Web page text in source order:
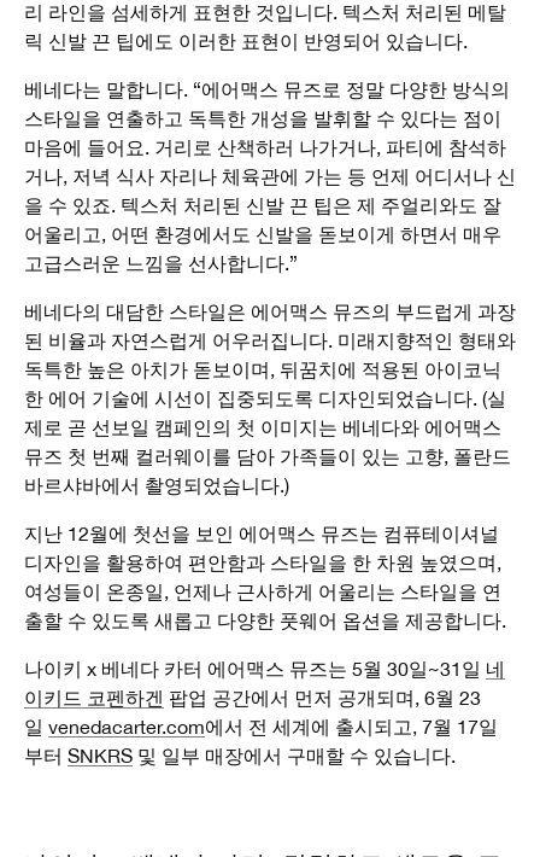
리 라인을 섬세하게 표현한 것입니다. 텍스처 처리된 메탈
릭 신발 끈 팁에도 이러한 표현이 반영되어 있습니다.
베네다는 말합니다. “에어맥스 뮤즈로 정말 다양한 방식의
스타일을 연출하고 독특한 개성을 발휘할 수 있다는 점이
마음에 들어요. 거리로 산책하러 나가거나, 파티에 참석하
거나, 저녁 식사 자리나 체육관에 가는 등 언제 어디서나 신
을 수 있죠. 텍스처 처리된 신발 끈 팁은 제 주얼리와도 잘
어울리고, 어떤 환경에서도 신발을 돋보이게 하면서 매우
고급스러운 느낌을 선사합니다.”
베네다의 대담한 스타일은 에어맥스 뮤즈의 부드럽게 과장
된 비율과 자연스럽게 어우러집니다. 미래지향적인 형태와
독특한 높은 아치가 돋보이며, 뒤꿈치에 적용된 아이코닉
한 에어 기술에 시선이 집중되도록 디자인되었습니다. (실
제로 곧 선보일 캠페인의 첫 이미지는 베네다와 에어맥스
뮤즈 첫 번째 컬러웨이를 담아 가족들이 있는 고향, 폴란드
바르샤바에서 촬영되었습니다.)
지난 12월에 첫선을 보인 에어맥스 뮤즈는 컴퓨테이셔널
디자인을 활용하여 편안함과 스타일을 한 차원 높였으며,
여성들이 온종일, 언제나 근사하게 어울리는 스타일을 연
출할 수 있도록 새롭고 다양한 풋웨어 옵션을 제공합니다.
나이키 x 베네다 카터 에어맥스 뮤즈는 5월 30일~31일 네
이키드 코펜하겐 팝업 공간에서 먼저 공개되며, 6월 23
일 venedacarter.com에서 전 세계에 출시되고, 7월 17일
부터 SNKRS 및 일부 매장에서 구매할 수 있습니다.